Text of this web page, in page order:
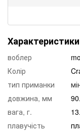
Характеристики
воблер
Колір
тип приманки
довжина, мм
вага, г.
плавучість